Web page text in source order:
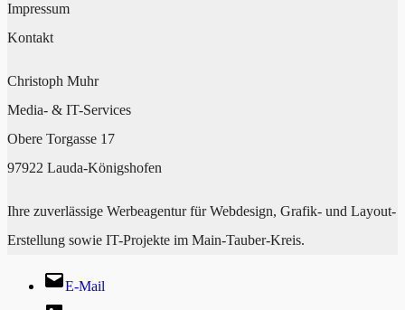
Impressum
Kontakt
Christoph Muhr
Media- & IT-Services
Obere Torgasse 17
97922 Lauda-Königshofen
Ihre zuverlässige Werbeagentur für Webdesign, Grafik- und Layout-
Erstellung sowie IT-Projekte im Main-Tauber-Kreis.
E-Mail